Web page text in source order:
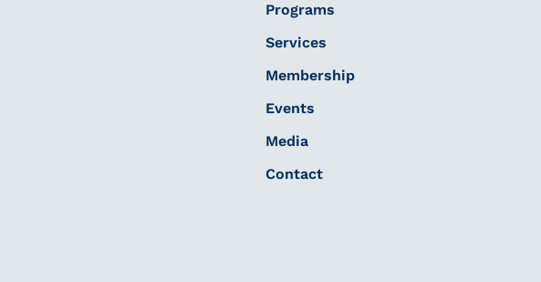
Programs
Services
Membership
Events
Media
Contact